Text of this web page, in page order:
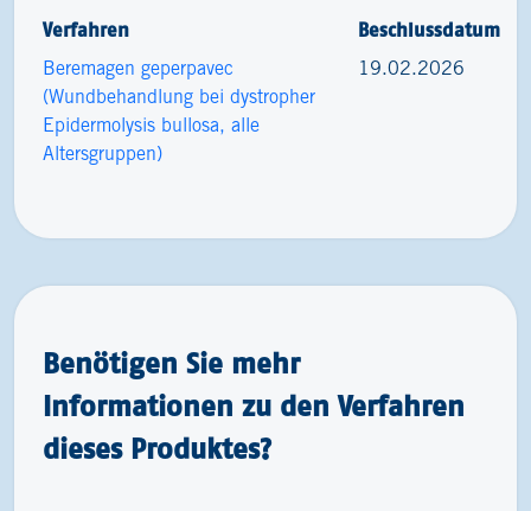
Verfahren Beschlussdatum
Beremagen geperpavec
(Wundbehandlung bei dystropher
Epidermolysis bullosa, alle
Altersgruppen)
19.02.2026
Benötigen Sie mehr
Informationen zu den Verfahren
dieses Produktes?